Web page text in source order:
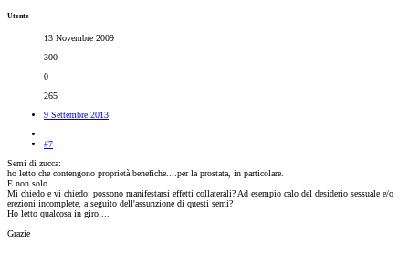
Utente
13 Novembre 2009
300
0
265
9 Settembre 2013
#7
Semi di zucca:
ho letto che contengono proprietà benefiche....per la prostata, in particolare.
E non solo.
Mi chiedo e vi chiedo: possono manifestarsi effetti collaterali? Ad esempio calo del desiderio sessuale e/o
erezioni incomplete, a seguito dell'assunzione di questi semi?
Ho letto qualcosa in giro....
Grazie